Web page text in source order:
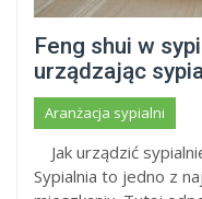
Feng shui w
urządzając
Aranżacja sypialni
Jak urządzić
Sypialnia to jedno z